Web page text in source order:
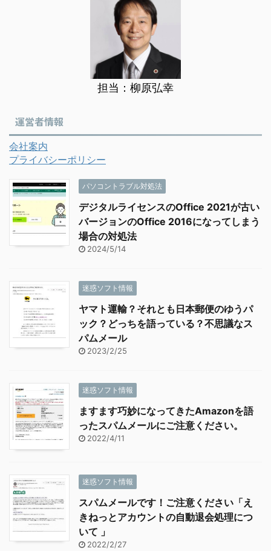
担当：柳原弘幸
運営者情報
会社案内
プライバシーポリシー
パソコントラブル対処法
デジタルライセンスのOffice 2021が古い
バージョンのOffice 2016になってしまう
場合の対処法
2024/5/14
迷惑ソフト情報
ヤマト運輸？それとも日本郵便のゆうパ
ック？どっちを語っている？不思議なス
パムメール
2023/2/25
迷惑ソフト情報
ますます巧妙になってきたAmazonを語
ったスパムメールにご注意ください。
2022/4/11
迷惑ソフト情報
スパムメールです！ご注意ください「え
きねっとアカウントの自動退会処理につ
いて 」
2022/2/27